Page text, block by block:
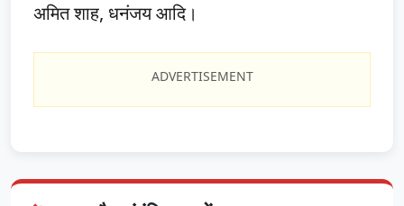
अमित शाह, धनंजय आदि।
ADVERTISEMENT